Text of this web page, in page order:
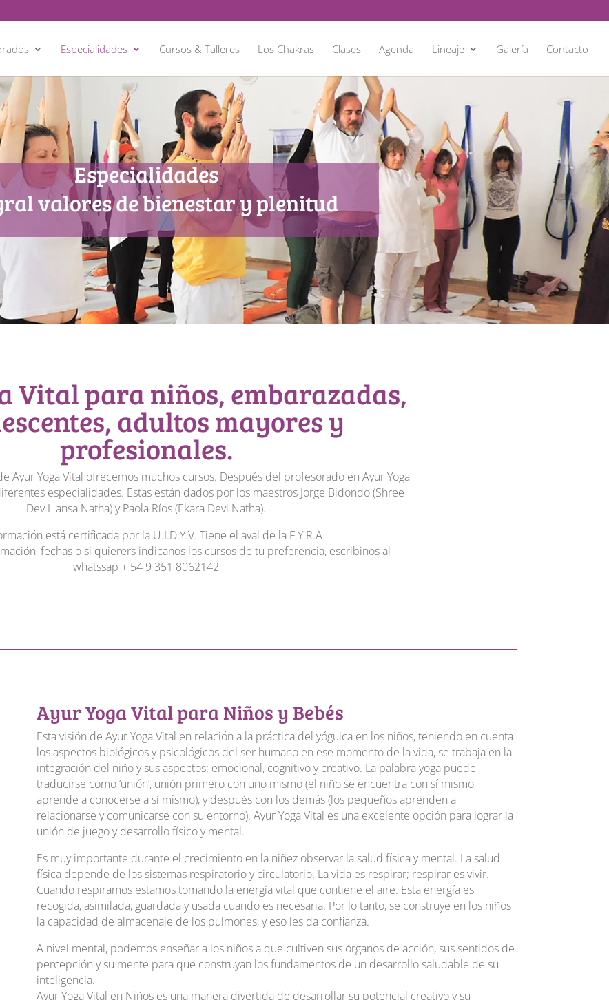
Especialidades Cursos & Talleres Los Chakras Clases Agenda Lineaje Galería Contacto
Especialidades
valores de bienestar y plenitud
Vital para niños, embarazadas,
adultos mayores y
profesionales.
Ayur Yoga Vital ofrecemos muchos cursos. Después del profesorado en Ayur Yoga
especialidades. Estas están dados por los maestros Jorge Bidondo (Shree
Dev Hansa Natha) y Paola Rí­os (Ekara Devi Natha).
está certificada por la U.I.D.Y.V. Tiene el aval de la F.Y.R.A
fechas o si quierers indicanos los cursos de tu preferencia, escribinos al
whatssap + 54 9 351 8062142
Ayur Yoga Vital para Niños y Bebés
Esta visión de Ayur Yoga Vital en relación a la práctica del yóguica en los niños, teniendo en cuenta
los aspectos biológicos y psicológicos del ser humano en ese momento de la vida, se trabaja en la
integración del niño y sus aspectos: emocional, cognitivo y creativo. La palabra yoga puede
traducirse como ‘unión’, unión primero con uno mismo (el niño se encuentra con sí mismo,
aprende a conocerse a sí mismo), y después con los demás (los pequeños aprenden a
relacionarse y comunicarse con su entorno). Ayur Yoga Vital es una excelente opción para lograr la
unión de juego y desarrollo físico y mental.
Es muy importante durante el crecimiento en la niñez observar la salud física y mental. La salud
física depende de los sistemas respiratorio y circulatorio. La vida es respirar; respirar es vivir.
Cuando respiramos estamos tomando la energía vital que contiene el aire. Esta energía es
recogida, asimilada, guardada y usada cuando es necesaria. Por lo tanto, se construye en los niños
la capacidad de almacenaje de los pulmones, y eso les da confianza.
A nivel mental, podemos enseñar a los niños a que cultiven sus órganos de acción, sus sentidos de
percepción y su mente para que construyan los fundamentos de un desarrollo saludable de su
inteligencia.
Ayur Yoga Vital en Niños es una manera divertida de desarrollar su potencial creativo y su